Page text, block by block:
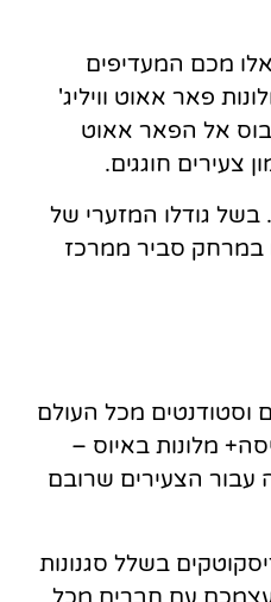
מכם המעדיפים
פאר אאוט וויליג'
אל הפאר אאוט
צעירים חוגגים.
בשל גודלו המזערי של
במרחק סביר ממרכז
וסטודנטים מכל העולם
מלונות באיוס –
עבור הצעירים שרובם
בשלל סגנונות
עם חברים מכל